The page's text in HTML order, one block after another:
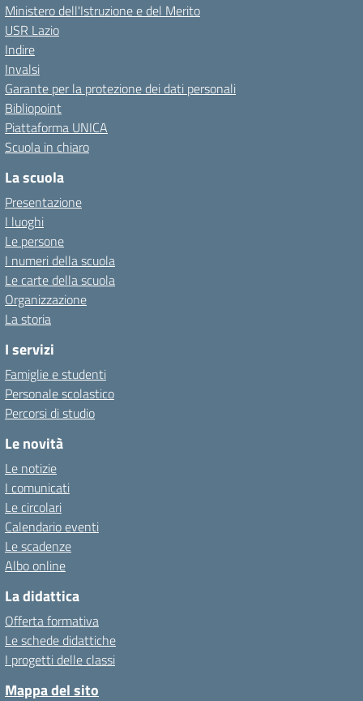
Ministero dell'Istruzione e del Merito
USR Lazio
Indire
Invalsi
Garante per la protezione dei dati personali
Bibliopoint
Piattaforma UNICA
Scuola in chiaro
La scuola
Presentazione
I luoghi
Le persone
I numeri della scuola
Le carte della scuola
Organizzazione
La storia
I servizi
Famiglie e studenti
Personale scolastico
Percorsi di studio
Le novità
Le notizie
I comunicati
Le circolari
Calendario eventi
Le scadenze
Albo online
La didattica
Offerta formativa
Le schede didattiche
I progetti delle classi
Mappa del sito